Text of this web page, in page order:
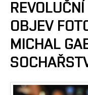
OBJEV
MICHAL